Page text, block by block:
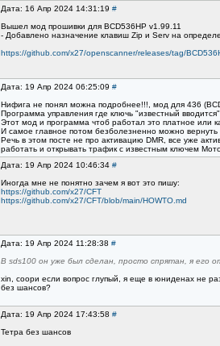
Дата: 16 Апр 2024 14:31:19 #
Вышел мод прошивки для BCD536HP v1.99.11
- Добавлено назначение клавиш Zip и Serv на
https://github.com/x27/openscanner/releases/tag/
Дата: 19 Апр 2024 06:25:09 #
Нифига не понял можна подробнее!!!, мод для 436
Программа управления где ключь "известный
Этот мод и программа чтоб работал это платное или
И самое главное потом безболезненно можно
Речь в этом посте не про активацию DMR, все уже
работать и открывать трафик с известным ключем
Дата: 19 Апр 2024 10:46:34 #
Иногда мне не понятно зачем я вот это пишу:
https://github.com/x27/CFT
https://github.com/x27/CFT/blob/main/HOWTO.md
Дата: 19 Апр 2024 11:28:38 #
В sds100 он уже был сделан, просто спрятан, я его
xin, соори если вопрос глупый, я еще в юниденах не
без шансов?
Дата: 19 Апр 2024 17:43:58 #
Тетра без шансов